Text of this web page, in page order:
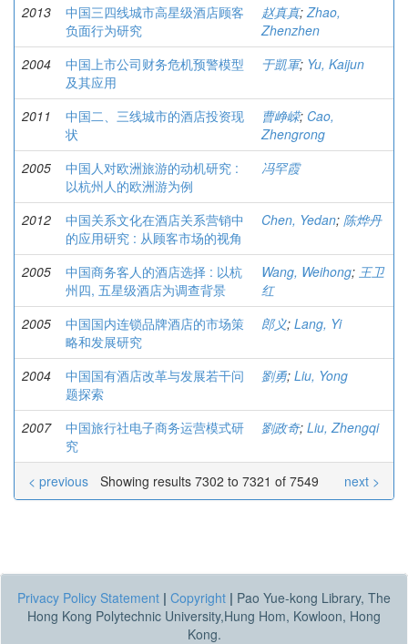
2013
中国三四线城市高星级酒店顾客
负面行为研究
赵真真;Zhao,
Zhenzhen
2004
中国上市公司财务危机预警模型
及其应用
于凱軍; Yu, Kaijun
2011
中国二、三线城市的酒店投资现
状
曹峥嵘; Cao,
Zhengrong
2005
中国人对欧洲旅游的动机研究 :
以杭州人的欧洲游为例
冯罕霞
2012
中国关系文化在酒店关系营销中
的应用研究 : 从顾客市场的视角
Chen, Yedan; 陈烨丹
2005
中国商务客人的酒店选择 : 以杭
州四, 五星级酒店为调查背景
Wang, Weihong; 王卫
红
2005
中国国内连锁品牌酒店的市场策
略和发展研究
郎义; Lang, Yi
2004
中国国有酒店改革与发展若干问
题探索
劉勇; Liu, Yong
2007
中国旅行社电子商务运营模式研
究
劉政奇; Liu, Zhengqi
Showing results 7302 to 7321 of 7549
< previous next >
Privacy Policy Statement | Copyright | Pao Yue-kong Library, The
Hong Kong Polytechnic University,Hung Hom, Kowloon, Hong
Kong.